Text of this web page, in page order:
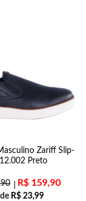
Zariff Slip-
Preto
R$ 159,90
R$23,99